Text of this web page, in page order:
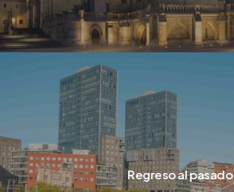
Regreso al pasado